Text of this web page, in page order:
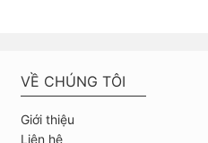
VỀ CHÚNG TÔI
Giới thiệu
Liên hệ